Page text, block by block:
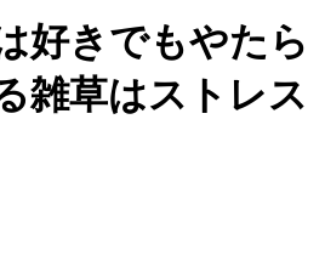
好きでもやたら
雑草はストレス